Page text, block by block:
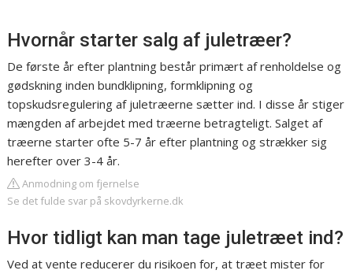
Hvornår starter salg af juletræer?
De første år efter plantning består primært af renholdelse og
gødskning inden bundklipning, formklipning og
topskudsregulering af juletræerne sætter ind. I disse år stiger
mængden af arbejdet med træerne betragteligt. Salget af
træerne starter ofte 5-7 år efter plantning og strækker sig
herefter over 3-4 år.
Anmodning om fjernelse
Se det fulde svar på skovdyrkerne.dk
Hvor tidligt kan man tage juletræet ind?
Ved at vente reducerer du risikoen for, at træet mister for